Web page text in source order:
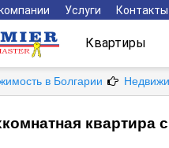
Услуги Контакты
Квартиры
в Болгарии